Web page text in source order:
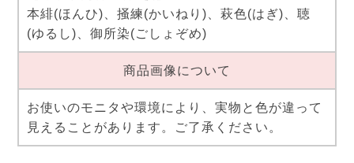
本緋(ほんひ)、掻練(かいねり)、萩色(はぎ)、聴
(ゆるし)、御所染(ごしょぞめ)
商品画像について
お使いのモニタや環境により、実物と色が違って
見えることがあります。ご了承ください。